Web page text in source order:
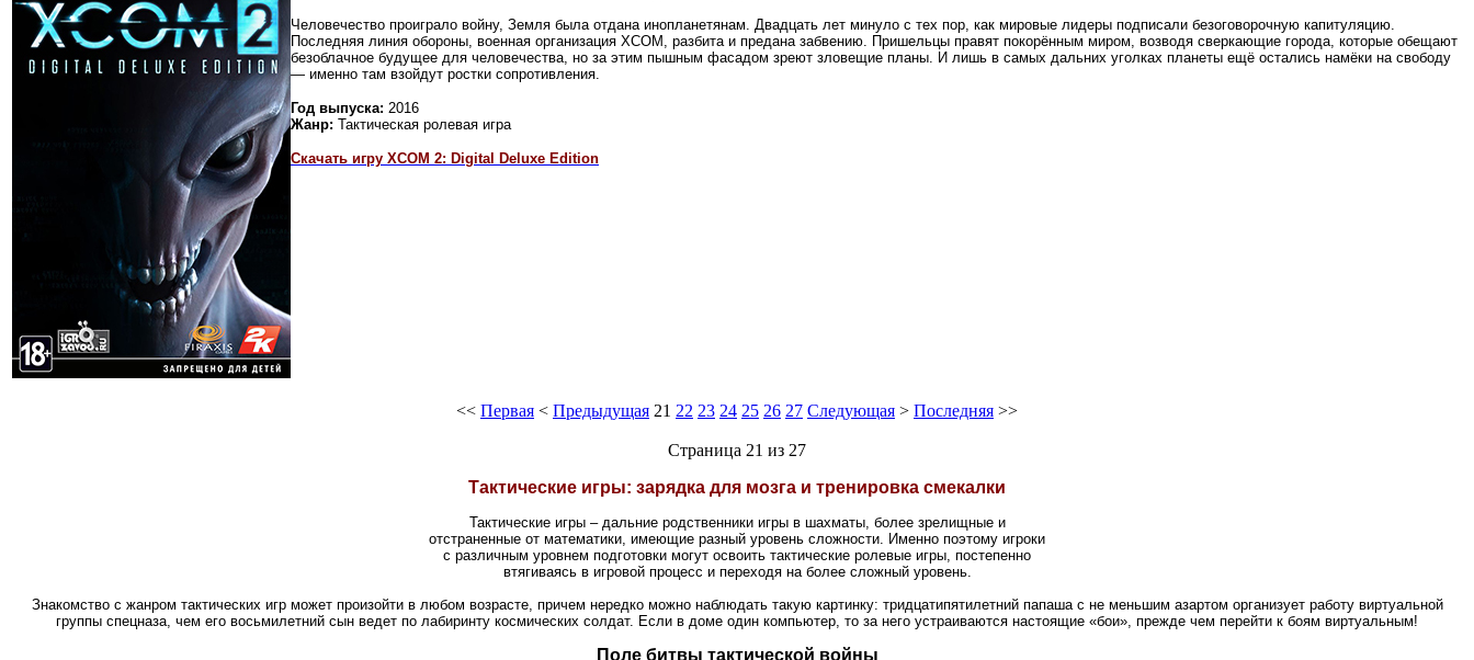
Человечество проиграло войну, Земля была отдана инопланетянам. Двадцать лет минуло с тех пор, как мировые лидеры подписали безоговорочную капитуляцию.
Последняя линия обороны, военная организация XCOM, разбита и предана забвению. Пришельцы правят покорённым миром, возводя сверкающие города, которые обещают
безоблачное будущее для человечества, но за этим пышным фасадом зреют зловещие планы. И лишь в самых дальних уголках планеты ещё остались намёки на свободу
— именно там взойдут ростки сопротивления.
Год выпуска: 2016
Жанр: Тактическая ролевая игра
Скачать игру XCOM 2: Digital Deluxe Edition
<< Первая < Предыдущая 21 22 23 24 25 26 27 Следующая > Последняя >>
Страница 21 из 27
Тактические игры: зарядка для мозга и тренировка смекалки
Тактические игры – дальние родственники игры в шахматы, более зрелищные и
отстраненные от математики, имеющие разный уровень сложности. Именно поэтому игроки
с различным уровнем подготовки могут освоить тактические ролевые игры, постепенно
втягиваясь в игровой процесс и переходя на более сложный уровень.
Знакомство с жанром тактических игр может произойти в любом возрасте, причем нередко можно наблюдать такую картинку: тридцатипятилетний папаша с не меньшим азартом организует работу виртуальной
группы спецназа, чем его восьмилетний сын ведет по лабиринту космических солдат. Если в доме один компьютер, то за него устраиваются настоящие «бои», прежде чем перейти к боям виртуальным!
Поле битвы тактической войны